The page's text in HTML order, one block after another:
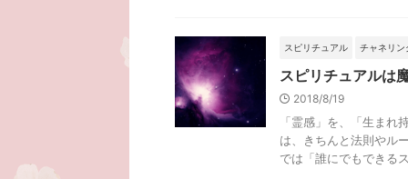
スピリチュアル チャネリン
スピリチュアルは
2018/8/19
「霊感」を、「生まれ
は、きちんと法則やル
では「誰にでもできる